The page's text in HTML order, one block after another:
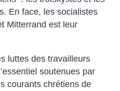
En face, les socialistes
Mitterrand est leur
luttes des travailleurs
soutenues par
courants chrétiens de